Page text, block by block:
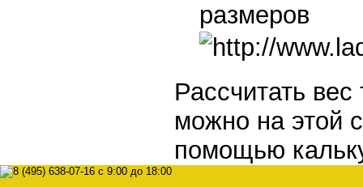
Рассчитать
можно на этой
помощью